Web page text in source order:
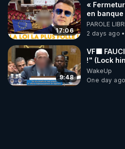
17:06
«
en
impose
PAROLE
2 days ago
9:48
VF🟩
!" (Lock
Traduction
WakeUp
One day ago